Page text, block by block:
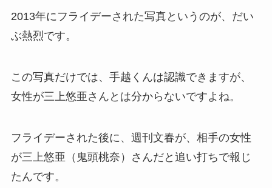
2013年にフライデーされた写真というのが、だい
ぶ熱烈です。
この写真だけでは、手越くんは認識できますが、
女性が三上悠亜さんとは分からないですよね。
フライデーされた後に、週刊文春が、相手の女性
が三上悠亜（鬼頭桃奈）さんだと追い打ちで報じ
たんです。